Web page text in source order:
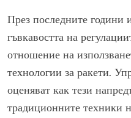
През последните
гъвкавостта на
отношение на
технологии за ракети.
оценяват как тези
традиционните техники